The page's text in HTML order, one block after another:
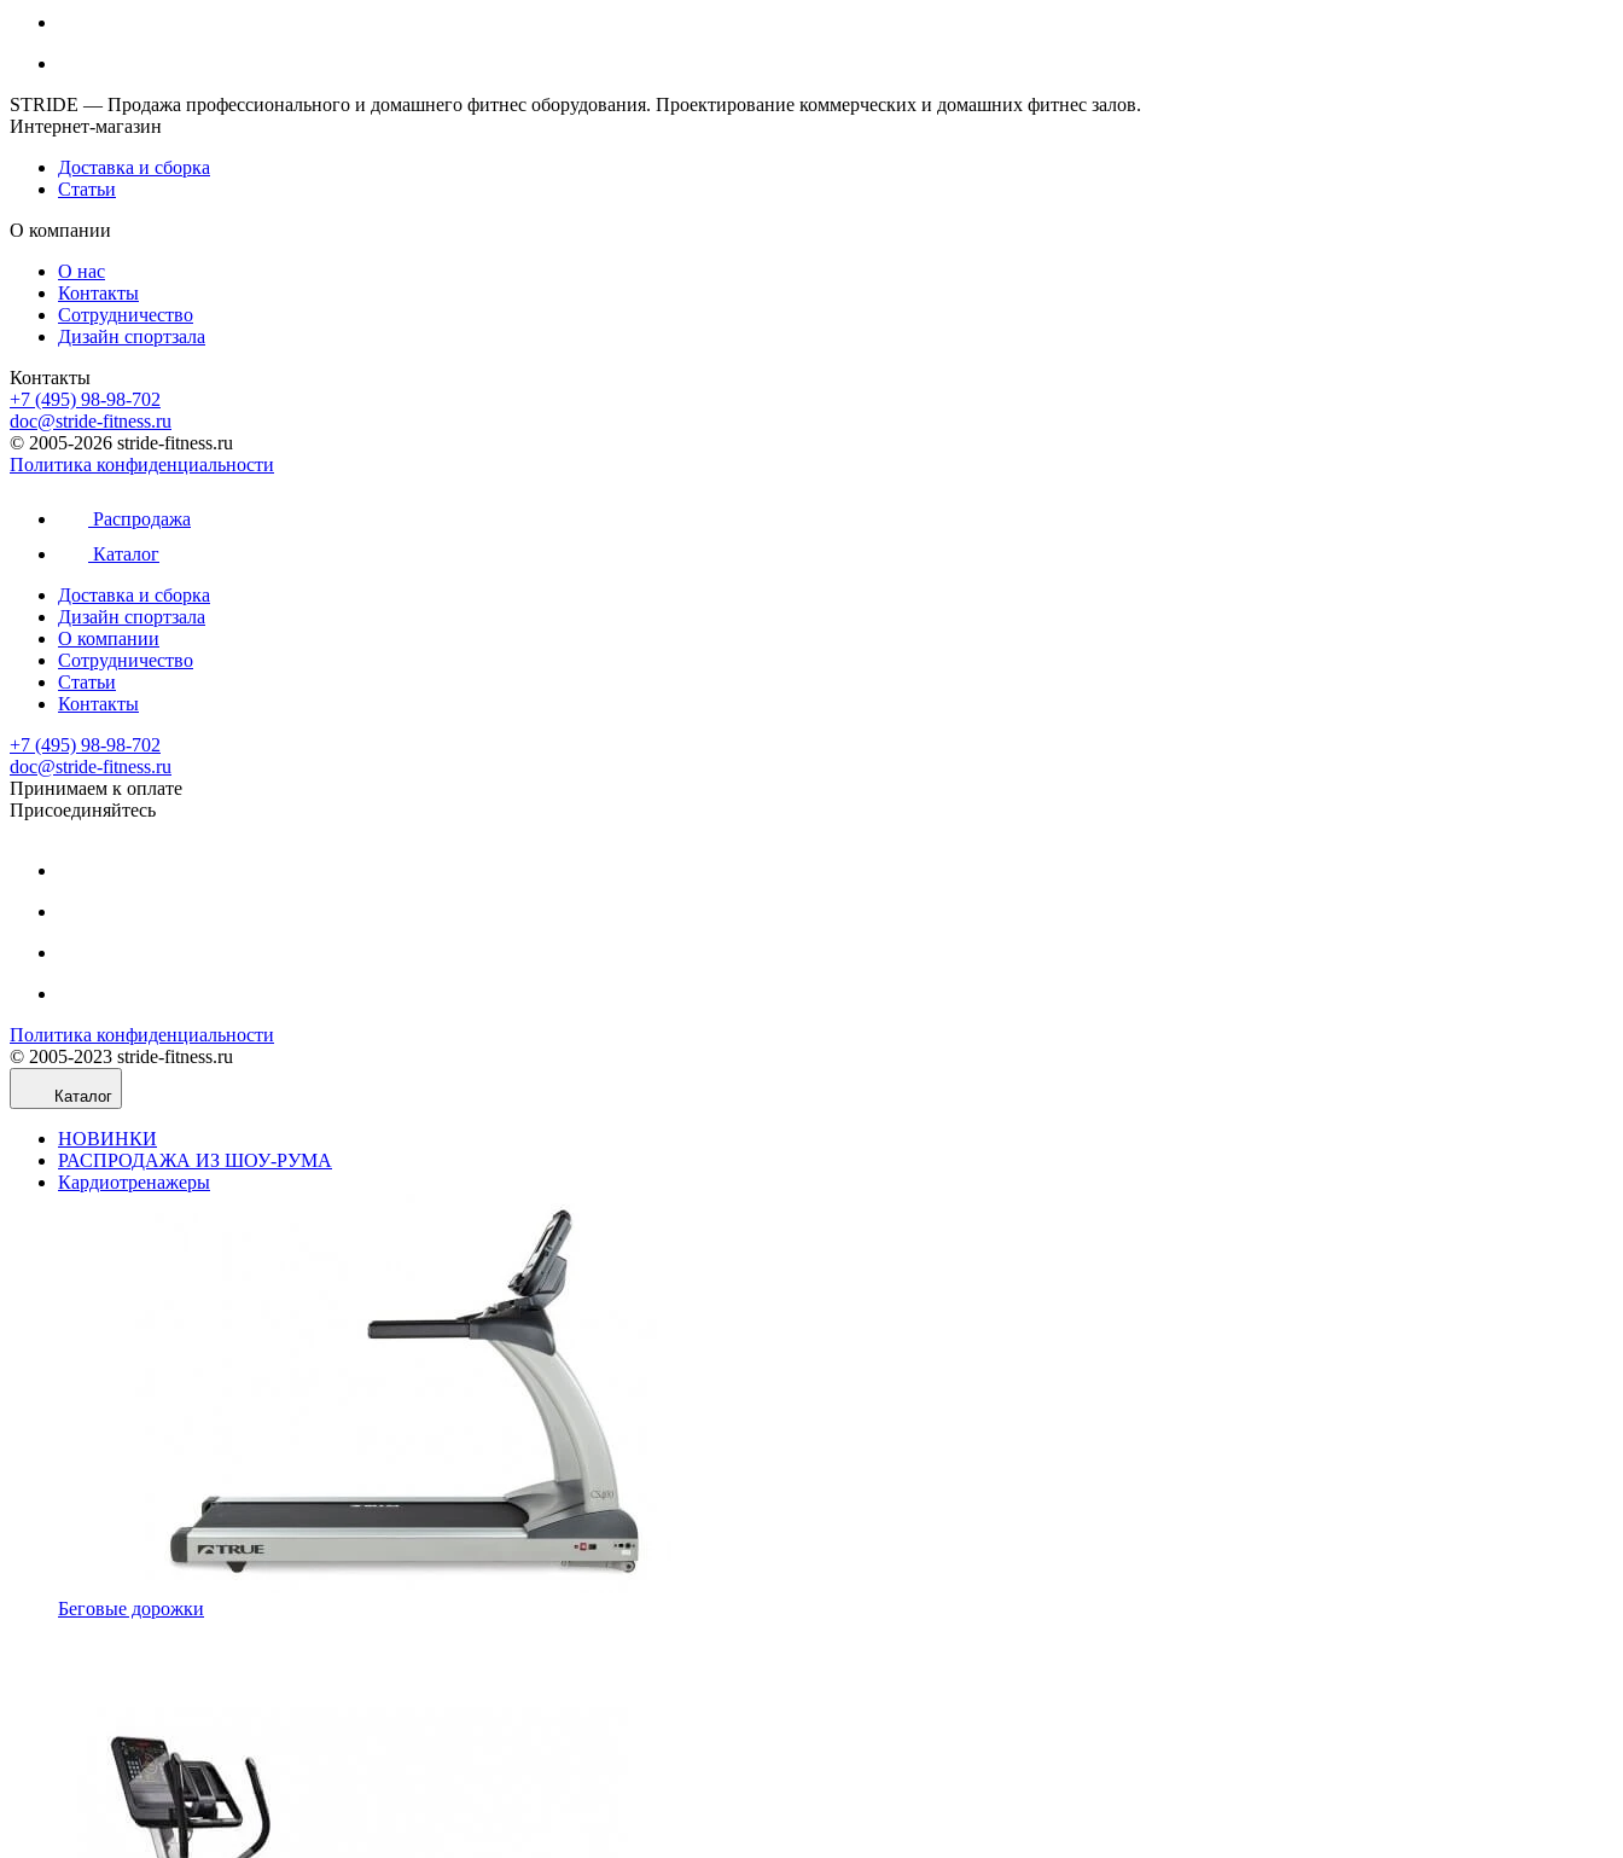
STRIDE — Продажа профессионального и домашнего фитнес оборудования. Проектирование коммерческих и домашних фитнес залов.
Интернет-магазин
Доставка и сборка
Статьи
О компании
О нас
Контакты
Сотрудничество
Дизайн спортзала
Контакты
+7 (495) 98-98-702
doc@stride-fitness.ru
© 2005-2026 stride-fitness.ru
Политика конфиденциальности
Распродажа
Каталог
Доставка и сборка
Дизайн спортзала
О компании
Сотрудничество
Статьи
Контакты
+7 (495) 98-98-702
doc@stride-fitness.ru
Принимаем к оплате
Присоединяйтесь
Политика конфиденциальности
© 2005-2023 stride-fitness.ru
Каталог
НОВИНКИ
РАСПРОДАЖА ИЗ ШОУ-РУМА
Кардиотренажеры
Беговые дорожки